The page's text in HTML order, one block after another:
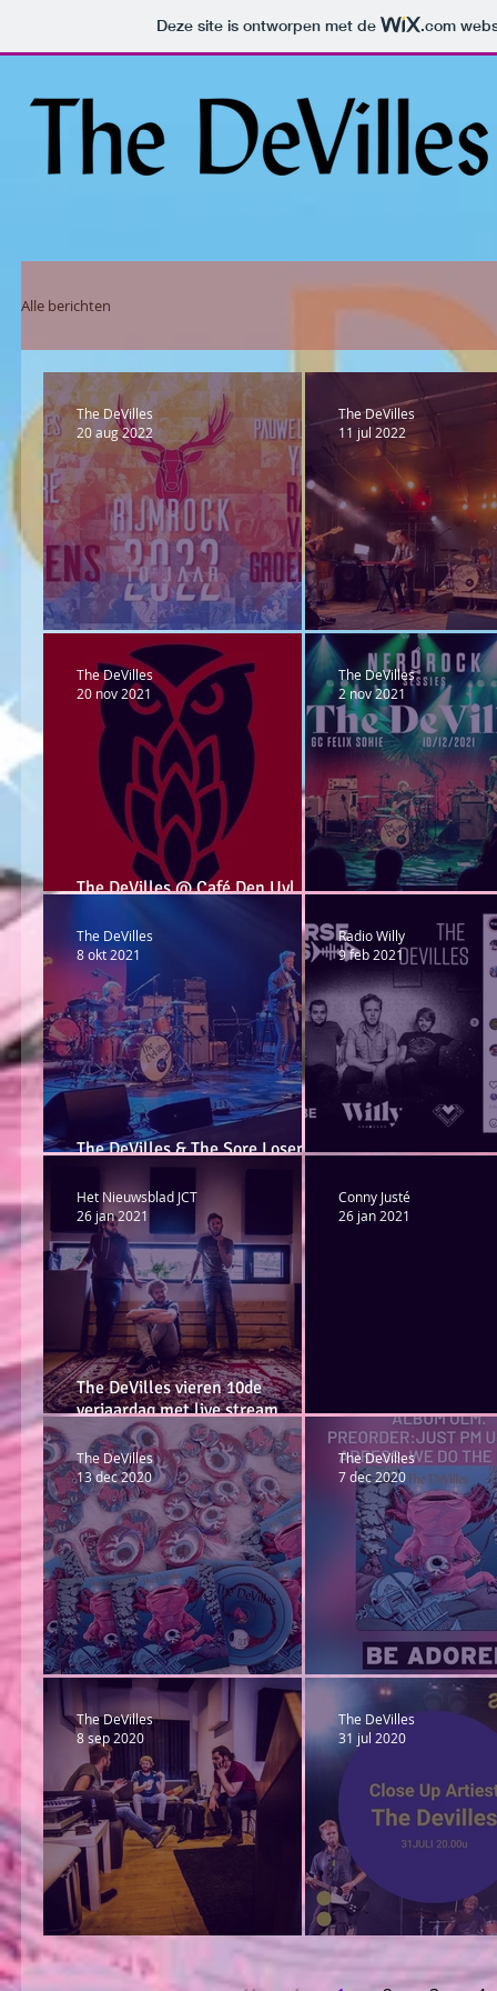
Deze site is ontworpen met de .com
Alle berichten
Rijmrock Rijmenam
The DeVilles
20 aug 2022
Wortel kermis
The DeVilles
11 jul 2022
The DeVilles @ Café Den Uyl
The DeVilles
20 nov 2021
@NeroRockSessions
The DeVilles
2 nov 2021
The DeVilles & The Sore Losers @
The DeVilles
8 okt 2021
Radio Willy
9 feb 2021
The DeVilles vieren 10de
verjaardag met live stream
concert
Het Nieuwsblad JCT
26 jan 2021
10 jaar The DeVilles
Conny Justé
26 jan 2021
There it is... OLM...
The DeVilles
13 dec 2020
Listen...
The DeVilles
7 dec 2020
New album...
The DeVilles
8 sep 2020
The DeVilles
31 jul 2020